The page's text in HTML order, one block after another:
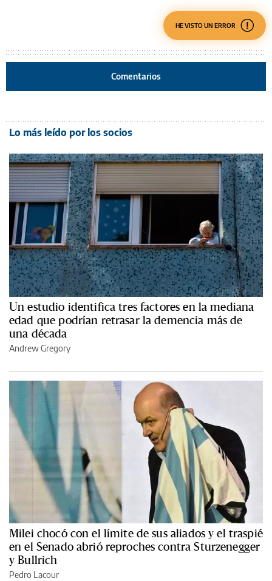
HE VISTO UN ERROR
Comentarios
Lo más leído por los socios
Un estudio identifica tres factores en la mediana
edad que podrían retrasar la demencia más de
una década
Andrew Gregory
Milei chocó con el límite de sus aliados y el traspié
en el Senado abrió reproches contra Sturzenegger
y Bullrich
Pedro Lacour